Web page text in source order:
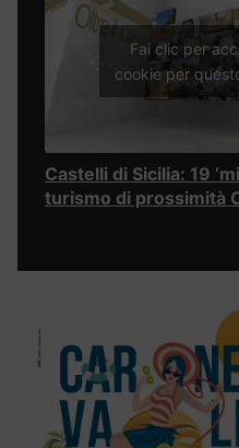
Fai clic per
cookie per
Castelli di Sicilia: 19
turismo di prossimità